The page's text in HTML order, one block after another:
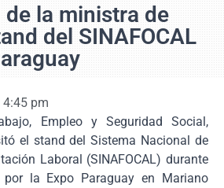
la ministra de
del SINAFOCAL
4:45 pm
Empleo y Seguridad Social,
el stand del Sistema Nacional de
Laboral (SINAFOCAL) durante
la Expo Paraguay en Mariano